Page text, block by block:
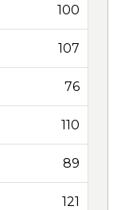
100
107
76
110
89
121